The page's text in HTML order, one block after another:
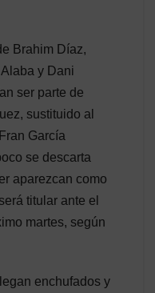
Brahim Díaz,
y Dani
ser parte de
sustituido al
García
se descarta
aparezcan como
titular ante el
martes, según
enchufados y